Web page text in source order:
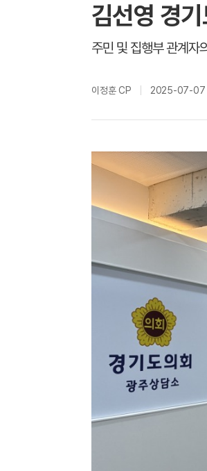
김선영 경
주민 및 집행부 관계자
이정훈 CP 2025-07-07